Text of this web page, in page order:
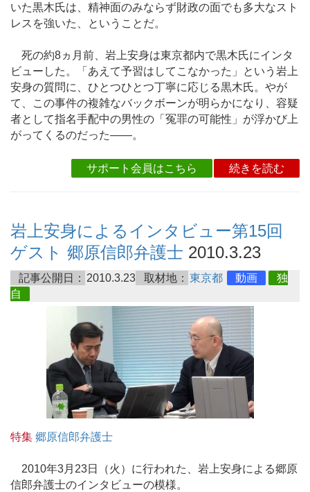
いた黒木氏は、精神面のみならず財政の面でも多大なスト
レスを強いた、ということだ。
死の約8ヵ月前、岩上安身は東京都内で黒木氏にインタ
ビューした。「あえて予習はしてこなかった」という岩上
安身の質問に、ひとつひとつ丁寧に応じる黒木氏。やが
て、この事件の複雑なバックボーンが明らかになり、容疑
者として指名手配中の男性の「冤罪の可能性」が浮かび上
がってくるのだった――。
サポート会員はこちら 続きを読む
岩上安身によるインタビュー第15回
ゲスト 郷原信郎弁護士 2010.3.23
記事公開日： 2010.3.23 取材地： 東京都 動画
独
自
特集 郷原信郎弁護士
2010年3月23日（火）に行われた、岩上安身による郷原
信郎弁護士のインタビューの模様。